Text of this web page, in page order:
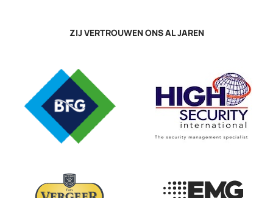
ZIJ VERTROUWEN ONS AL JAREN